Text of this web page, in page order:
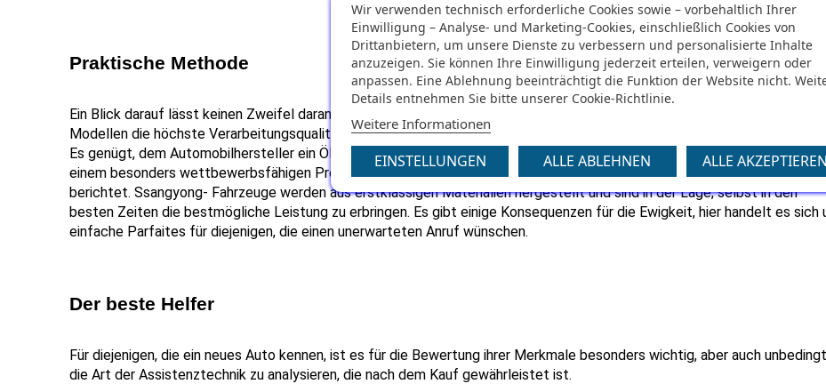
Praktische Methode
Ein Blick darauf lässt keinen Zweifel daran, dass das Verhältnis zwischen dem Preis und den angebotenen Ssangyong-
Modellen die höchste Verarbeitungsqualität aufweist.
Es genügt, dem Automobilhersteller ein Öl auf den Kühlergrillpreis zu zahlen, um sicherzustellen, dass er diese Modelle zu
einem besonders wettbewerbsfähigen Preis anbietet . Im Gegenteil, es wurde nicht über die Qualität der Konstruktion
berichtet. Ssangyong- Fahrzeuge werden aus erstklassigen Materialien hergestellt und sind in der Lage, selbst in den
besten Zeiten die bestmögliche Leistung zu erbringen. Es gibt einige Konsequenzen für die Ewigkeit, hier handelt es sich
einfache Parfaites für diejenigen, die einen unerwarteten Anruf wünschen.
Der beste Helfer
Für diejenigen, die ein neues Auto kennen, ist es für die Bewertung ihrer Merkmale besonders wichtig, aber auch unbedingt
die Art der Assistenztechnik zu analysieren, die nach dem Kauf gewährleistet ist.
Wir verwenden technisch erforderliche Cookies sowie – vorbehaltlich Ihrer
Einwilligung – Analyse- und Marketing-Cookies, einschließlich Cookies von
Drittanbietern, um unsere Dienste zu verbessern und personalisierte Inhalte
anzuzeigen. Sie können Ihre Einwilligung jederzeit erteilen, verweigern oder
anpassen. Eine Ablehnung beeinträchtigt die Funktion der Website nicht.
Details entnehmen Sie bitte unserer Cookie-Richtlinie.
Weitere Informationen
EINSTELLUNGEN ALLE ABLEHNEN ALLE AKZEPTIEREN